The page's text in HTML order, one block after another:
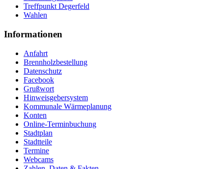
Treffpunkt Degerfeld
Wahlen
Informationen
Anfahrt
Brennholzbestellung
Datenschutz
Facebook
Grußwort
Hinweisgebersystem
Kommunale Wärmeplanung
Konten
Online-Terminbuchung
Stadtplan
Stadtteile
Termine
Webcams